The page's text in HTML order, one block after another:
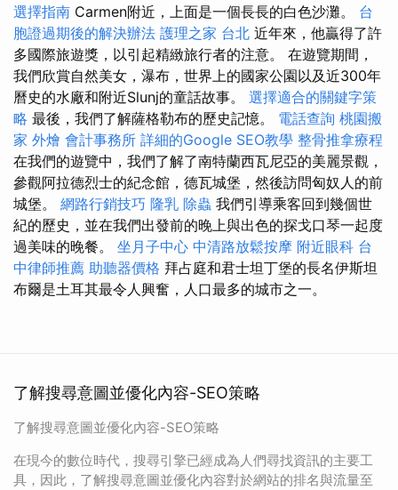
選擇指南 Carmen附近，上面是一個長長的白色沙灘。 台
胞證過期後的解決辦法 護理之家 台北 近年來，他贏得了許
多國際旅遊獎，以引起精緻旅行者的注意。 在遊覽期間，
我們欣賞自然美女，瀑布，世界上的國家公園以及近300年
曆史的水廠和附近Slunj的童話故事。 選擇適合的關鍵字策
略 最後，我們了解薩格勒布的歷史記憶。 電話查詢 桃園搬
家 外燴 會計事務所 詳細的Google SEO教學 整骨推拿療程
在我們的遊覽中，我們了解了南特蘭西瓦尼亞的美麗景觀，
參觀阿拉德烈士的紀念館，德瓦城堡，然後訪問匈奴人的前
城堡。 網路行銷技巧 隆乳 除蟲 我們引導乘客回到幾個世
紀的歷史，並在我們出發前的晚上與出色的探戈口琴一起度
過美味的晚餐。 坐月子中心 中清路放鬆按摩 附近眼科 台
中律師推薦 助聽器價格 拜占庭和君士坦丁堡的長名伊斯坦
布爾是土耳其最令人興奮，人口最多的城市之一。
了解搜尋意圖並優化內容-SEO策略
了解搜尋意圖並優化內容-SEO策略
在現今的數位時代，搜尋引擎已經成為人們尋找資訊的主要工
具，因此，了解搜尋意圖並優化內容對於網站的排名與流量至